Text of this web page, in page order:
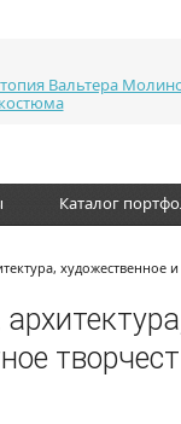
Вальтера
Каталог
художественное